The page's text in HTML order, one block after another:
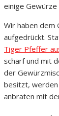
einige
Wir haben dem
aufgedrückt.
Tiger Pfeffer
scharf und mit
der
besitzt, werden
anbraten mit